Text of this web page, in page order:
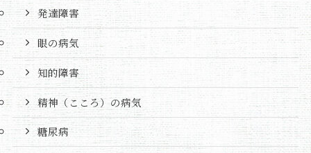
発達障害
眼の病気
知的障害
精神（こころ）の病気
糖尿病